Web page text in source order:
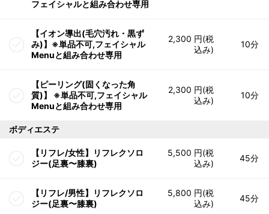
フェイシャルと組み合わせ専用
【イオン導出(毛穴汚れ・黒ず
み)】※単品不可,フェイシャル
Menuと組み合わせ専用
2,300 円(税
込み)
10分
【ピーリング(固くなった角
質)】 ※単品不可,フェイシャル
Menuと組み合わせ専用
2,300 円(税
込み)
10分
ボディエステ
【リフレ/女性】リフレクソロ
ジー(足裏〜膝裏)
5,500 円(税
込み)
45分
【リフレ/男性】リフレクソロ
ジー(足裏〜膝裏)
5,800 円(税
込み)
45分